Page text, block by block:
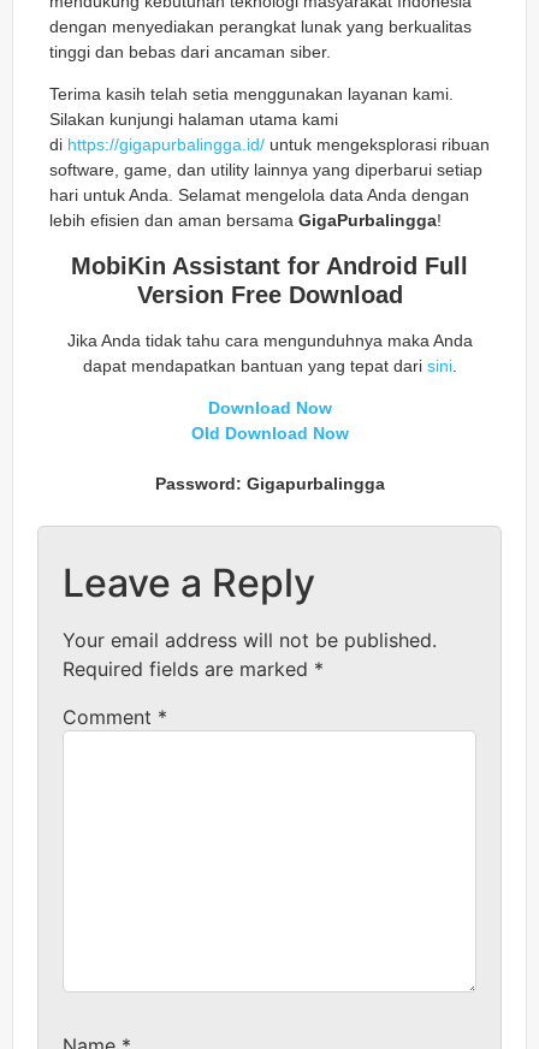
dengan menyediakan perangkat lunak yang berkualitas
tinggi dan bebas dari ancaman siber.
Terima kasih telah setia menggunakan layanan kami.
Silakan kunjungi halaman utama kami
di https://gigapurbalingga.id/ untuk mengeksplorasi ribuan
software, game, dan utility lainnya yang diperbarui setiap
hari untuk Anda. Selamat mengelola data Anda dengan
lebih efisien dan aman bersama GigaPurbalingga!
MobiKin Assistant for Android Full
Version Free Download
Jika Anda tidak tahu cara mengunduhnya maka Anda
dapat mendapatkan bantuan yang tepat dari sini.
Download Now
Old Download Now
Password: Gigapurbalingga
Leave a Reply
Your email address will not be published.
Required fields are marked *
Comment *